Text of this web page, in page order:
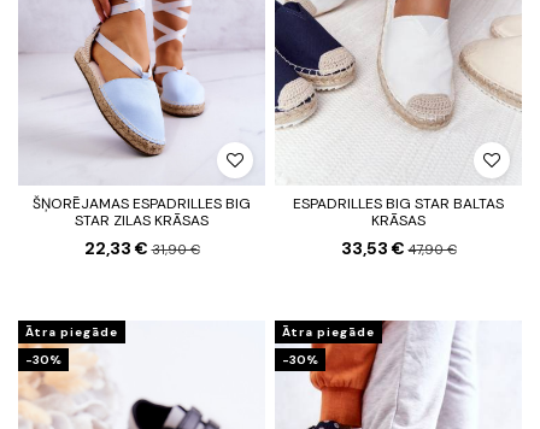
ŠŅORĒJAMAS ESPADRILLES BIG
STAR ZILAS KRĀSAS
22,33 €31,90 €
ESPADRILLES BIG STAR BALTAS
KRĀSAS
33,53 €47,90 €
Ātra piegāde
-30%
Ātra piegāde
-30%